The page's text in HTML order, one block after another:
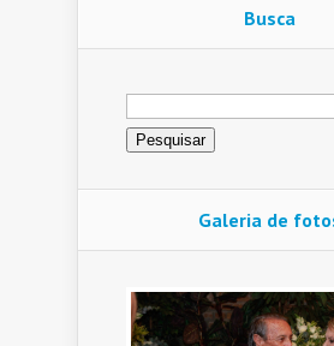
Busca
Pesquisar
por:
Galeria de